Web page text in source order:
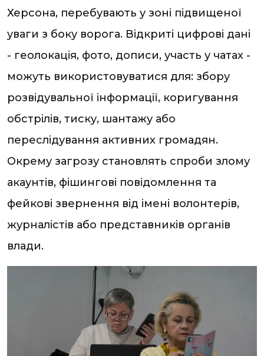
Херсона, перебувають у зоні підвищеної
уваги з боку ворога. Відкриті цифрові дані
- геолокація, фото, дописи, участь у чатах -
можуть використовуватися для: збору
розвідувальної інформації, коригування
обстрілів, тиску, шантажу або
переслідування активних громадян.
Окрему загрозу становлять спроби злому
акаунтів, фішингові повідомлення та
фейкові звернення від імені волонтерів,
журналістів або представників органів
влади.